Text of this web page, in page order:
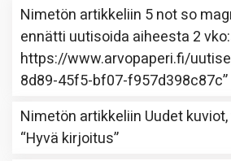
Nimetön artikkeliin 5 not so
ennätti uutisoida aiheesta 2
https://www.arvopaperi.fi/
8d89-45f5-bf07-f957d398c87c”
Nimetön artikkeliin Uudet
“Hyvä kirjoitus”